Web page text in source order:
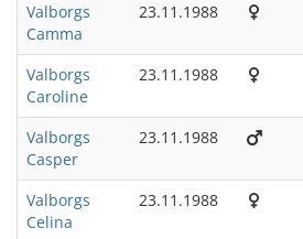
Valborgs
Camma
23.11.1988
Valborgs
Caroline
23.11.1988
Valborgs
Casper
23.11.1988
Valborgs
Celina
23.11.1988